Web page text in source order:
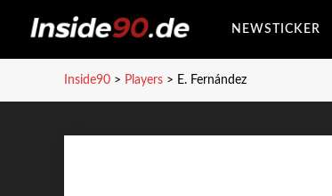
NEWSTICKER
Inside90 > Players > E. Fernández